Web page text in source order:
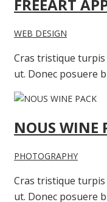
FREEART
WEB DESIGN
Cras tristique
ut. Donec posuere
NOUS WINE
PHOTOGRAPHY
Cras tristique
ut. Donec posuere